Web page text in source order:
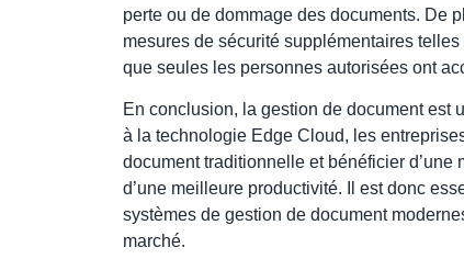
perte ou de dommage des documents. De
mesures de sécurité supplémentaires
que seules les personnes autorisées ont
En conclusion, la gestion de document est
à la technologie Edge Cloud, les
document traditionnelle et bénéficier d’une
d’une meilleure productivité. Il est donc
systèmes de gestion de document
marché.